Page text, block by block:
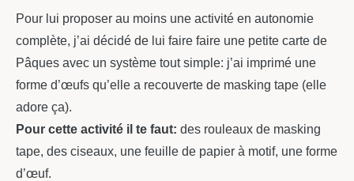
Pour lui proposer au moins une activité en autonomie
complète, j’ai décidé de lui faire faire une petite carte de
Pâques avec un système tout simple: j’ai imprimé une
forme d’œufs qu’elle a recouverte de masking tape (elle
adore ça).
Pour cette activité il te faut: des rouleaux de masking
tape, des ciseaux, une feuille de papier à motif, une forme
d’œuf.